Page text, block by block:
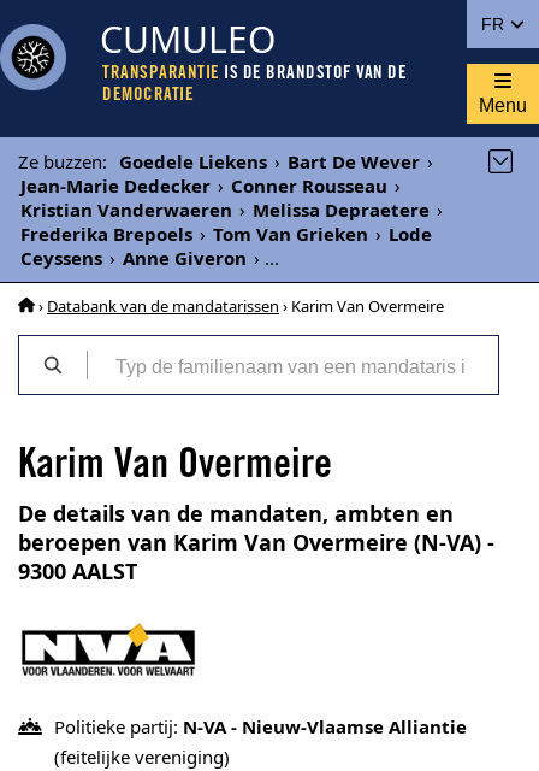
FR
CUMULEO
TRANSPARANTIE IS DE BRANDSTOF VAN DE
DEMOCRATIE
Menu
Ze buzzen: Goedele Liekens › Bart De Wever ›
Jean-Marie Dedecker › Conner Rousseau ›
Kristian Vanderwaeren › Melissa Depraetere ›
Frederika Brepoels › Tom Van Grieken › Lode
Ceyssens › Anne Giveron › ...
› Databank van de mandatarissen › Karim Van Overmeire
Karim Van Overmeire
De details van de mandaten, ambten en
beroepen van Karim Van Overmeire (N-VA) -
9300 AALST
Politieke partij: N-VA - Nieuw-Vlaamse Alliantie
(feitelijke vereniging)